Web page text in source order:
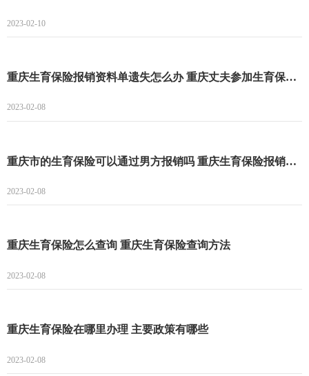
2023-02-10
重庆生育保险报销资料单遗失怎么办 重庆丈夫参加生育保险妻子能享受待遇吗
2023-02-08
重庆市的生育保险可以通过男方报销吗 重庆生育保险报销要提前报备吗
2023-02-08
重庆生育保险怎么查询 重庆生育保险查询方法
2023-02-08
重庆生育保险在哪里办理 主要政策有哪些
2023-02-08